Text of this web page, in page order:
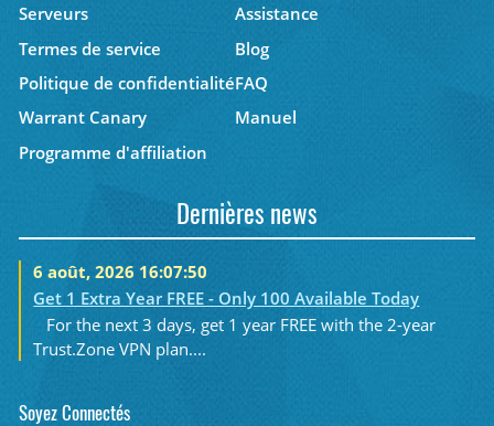
Serveurs
Assistance
Termes de service
Blog
Politique de confidentialitéFAQ
Warrant Canary
Manuel
Programme d'affiliation
Dernières news
6 août, 2026 16:07:50
Get 1 Extra Year FREE - Only 100 Available Today
For the next 3 days, get 1 year FREE with the 2-year
Trust.Zone VPN plan....
Soyez Connectés